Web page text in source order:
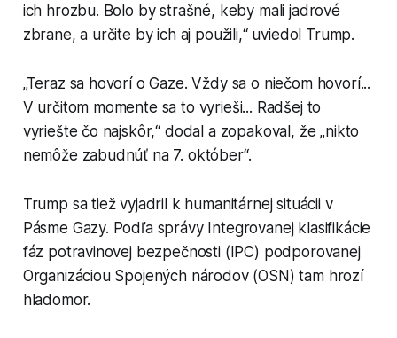
ich hrozbu. Bolo by strašné, keby mali jadrové
zbrane, a určite by ich aj použili,“ uviedol Trump.
„Teraz sa hovorí o Gaze. Vždy sa o niečom hovorí...
V určitom momente sa to vyrieši... Radšej to
vyriešte čo najskôr,“ dodal a zopakoval, že „nikto
nemôže zabudnúť na 7. október“.
Trump sa tiež vyjadril k humanitárnej situácii v
Pásme Gazy. Podľa správy Integrovanej klasifikácie
fáz potravinovej bezpečnosti (IPC) podporovanej
Organizáciou Spojených národov (OSN) tam hrozí
hladomor.